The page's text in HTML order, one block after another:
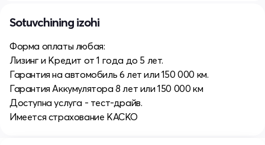
Sotuvchining izohi
Форма оплаты любая:
Лизинг и Кредит от 1 года до 5 лет.
Гарантия на автомобиль 6 лет или 150 000 км.
Гарантия Аккумулятора 8 лет или 150 000 км
Доступна услуга - тест-драйв.
Имеется страхование КАСКО